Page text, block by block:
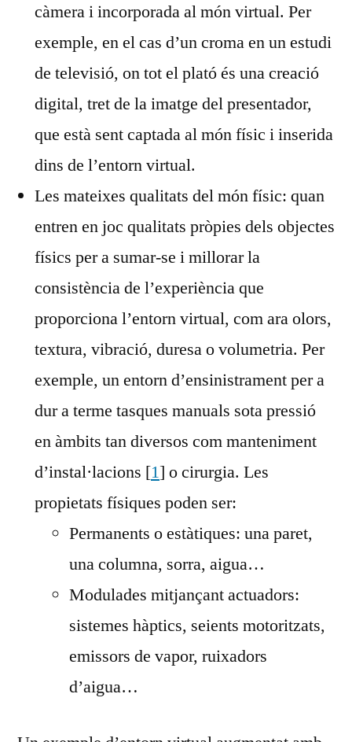
càmera i incorporada al món virtual. Per
exemple, en el cas d’un croma en un estudi
de televisió, on tot el plató és una creació
digital, tret de la imatge del presentador,
que està sent captada al món físic i inserida
dins de l’entorn virtual.
Les mateixes qualitats del món físic: quan
entren en joc qualitats pròpies dels objectes
físics per a sumar-se i millorar la
consistència de l’experiència que
proporciona l’entorn virtual, com ara olors,
textura, vibració, duresa o volumetria. Per
exemple, un entorn d’ensinistrament per a
dur a terme tasques manuals sota pressió
en àmbits tan diversos com manteniment
d’instal·lacions [1] o cirurgia. Les
propietats físiques poden ser:
Permanents o estàtiques: una paret,
una columna, sorra, aigua…
Modulades mitjançant actuadors:
sistemes hàptics, seients motoritzats,
emissors de vapor, ruixadors
d’aigua…